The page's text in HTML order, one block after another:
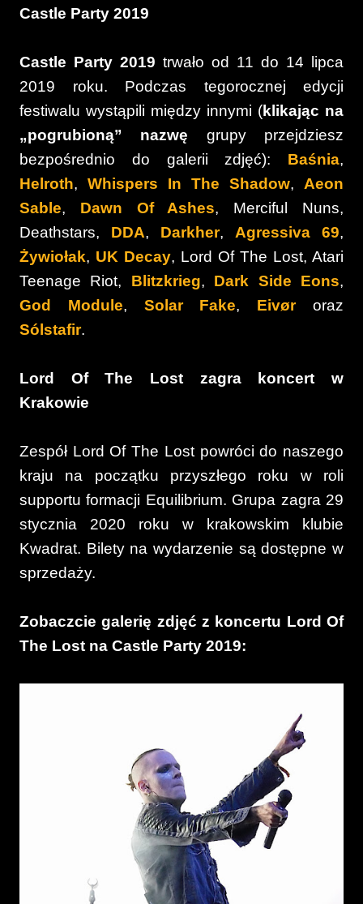
Castle Party 2019
Castle Party 2019 trwało od 11 do 14 lipca
2019 roku. Podczas tegorocznej edycji
festiwalu wystąpili między innymi (klikając na
„pogrubioną” nazwę grupy przejdziesz
bezpośrednio do galerii zdjęć): Baśnia,
Helroth, Whispers In The Shadow, Aeon
Sable, Dawn Of Ashes, Merciful Nuns,
Deathstars, DDA, Darkher, Agressiva 69,
Żywiołak, UK Decay, Lord Of The Lost, Atari
Teenage Riot, Blitzkrieg, Dark Side Eons,
God Module, Solar Fake, Eivøroraz
Sólstafir.
Lord Of The Lost zagra koncert w
Krakowie
Zespół Lord Of The Lost powróci do naszego
kraju na początku przyszłego roku w roli
supportu formacji Equilibrium. Grupa zagra 29
stycznia 2020 roku w krakowskim klubie
Kwadrat. Bilety na wydarzenie są dostępne w
sprzedaży.
Zobaczcie galerię zdjęć z koncertu Lord Of
The Lost na Castle Party 2019: